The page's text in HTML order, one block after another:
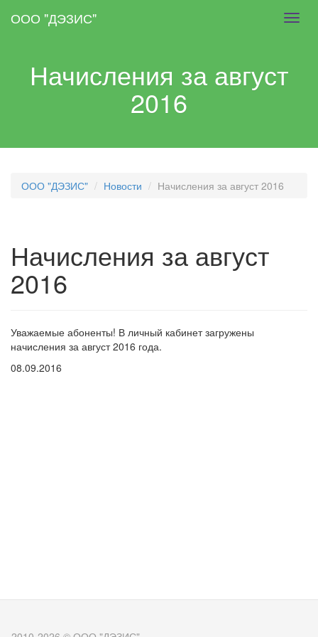
ООО "ДЭЗИС"
Начисления за август
2016
ООО "ДЭЗИС" Новости Начисления за август 2016
Начисления за август
2016
Уважаемые абоненты! В личный кабинет загружены
начисления за август2016 года.
08.09.2016